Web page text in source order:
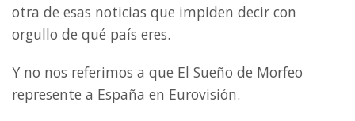
otra de esas noticias que impiden decir con
orgullo de qué país eres.
Y no nos referimos a que El Sueño de Morfeo
represente a España en Eurovisión.